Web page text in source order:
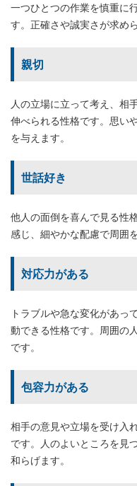
一つひとつの作業を慎重に
す。正確さや誠実さが求め
親切
人の立場に立って考え、相
伸べられる性格です。思い
を与えます。
世話好き
他人の面倒を喜んで見る性
感じ、細やかな配慮で周囲
対応力がある
トラブルや急な変化があっ
動できる性格です。周囲の
です。
包容力がある
相手の意見や立場を受け入
です。人のよいところを見
和らげます。